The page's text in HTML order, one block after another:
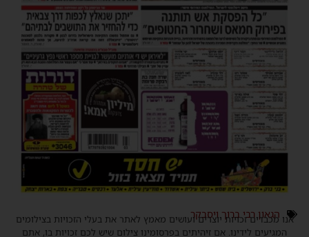
הגאון רבי ברוך ויסבקר
אנו מכבדים זכויות יוצרים ועושים מאמץ לאתר את בעלי הזכויות בצילומים
המגיעים לידינו. אם זיהיתים בפרסומינו צילום שיש לכם זכויות בו, אתם